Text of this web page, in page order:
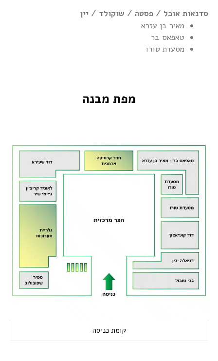
סדנאות אוכל / פסטה / שוקולד / יין
מאיר בן עזרא
טאפאס בר
מסעדת טורו
מפת מבנה
קומת כניסה